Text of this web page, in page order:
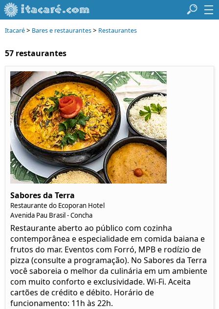
Itacaré> Bares e restaurantes> Restaurantes
57 restaurantes
Sabores da Terra
Restaurante do Ecoporan Hotel
Avenida Pau Brasil - Concha
Restaurante aberto ao público com cozinha
contemporânea e especialidade em comida baiana e
frutos do mar. Eventos com Forró, MPB e rodízio de
pizza (consulte a programação). No Sabores da Terra
você saboreia o melhor da culinária em um ambiente
com muito conforto e exclusividade. Wi-Fi. Aceita
cartões de crédito e débito. Horário de
funcionamento: 11h às 22h.